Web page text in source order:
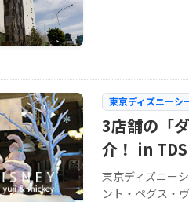
東京ディズニーシ
3店舗の「
介！ in TDS
東京ディズニー
ント・ペグス・